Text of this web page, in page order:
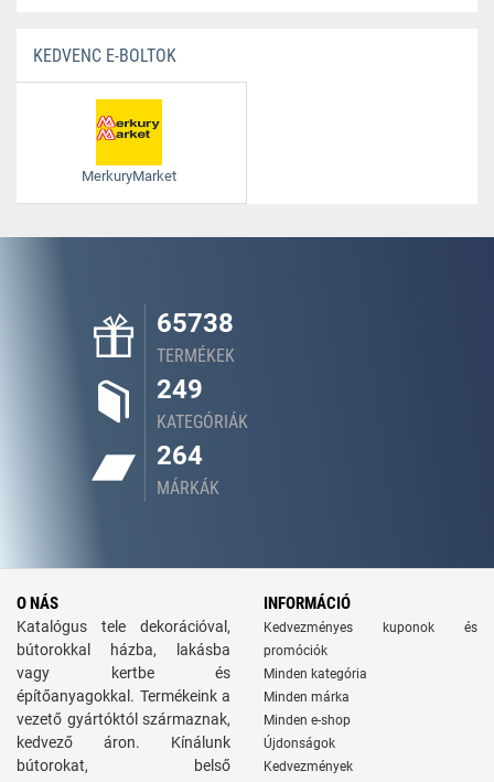
KEDVENC E-BOLTOK
MerkuryMarket
65738
TERMÉKEK
249
KATEGÓRIÁK
264
MÁRKÁK
O NÁS
Katalógus tele dekorációval,
bútorokkal házba, lakásba
vagy kertbe és
építőanyagokkal. Termékeink a
vezető gyártóktól származnak,
kedvező áron. Kínálunk
bútorokat, belső
INFORMÁCIÓ
Kedvezményes kuponok és
promóciók
Minden kategória
Minden márka
Minden e-shop
Újdonságok
Kedvezmények